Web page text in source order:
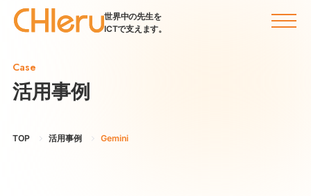
世界中の先生を
ICTで支えます。
Case
活用事例
TOP 活用事例 Gemini